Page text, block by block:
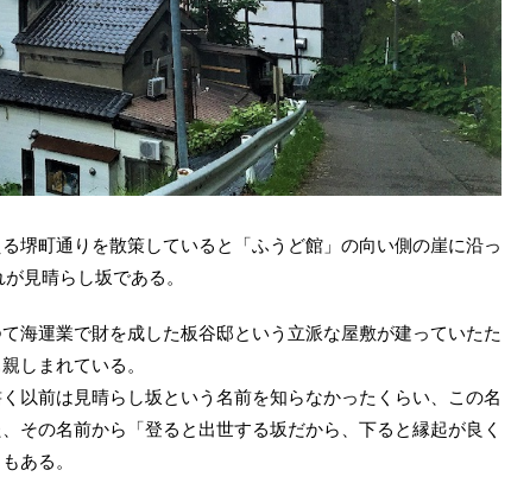
堺町通りを散策していると「ふうど館」の向い側の崖に沿っ
見晴らし坂である。
海運業で財を成した板谷邸という立派な屋敷が建っていたた
しまれている。
以前は見晴らし坂という名前を知らなかったくらい、この名
その名前から「登ると出世する坂だから、下ると縁起が良く
ある。